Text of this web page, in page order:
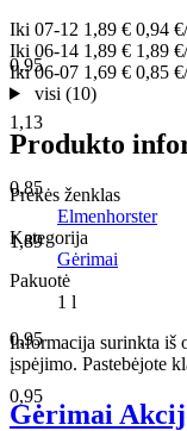
0,95
1,13
0,85
1,89
0,95
0,95
Iki 07-12 1,89 € 0,94
Iki 06-14 1,89 € 1,89
Iki06-07 1,69 € 0,85
visi (10)
Produkto
Prekės ženklas
Elmenhorster
Kategorija
Gėrimai
Pakuotė
1 l
Informacija surinkta iš
įspėjimo. Pastebėjote
Gėrimai